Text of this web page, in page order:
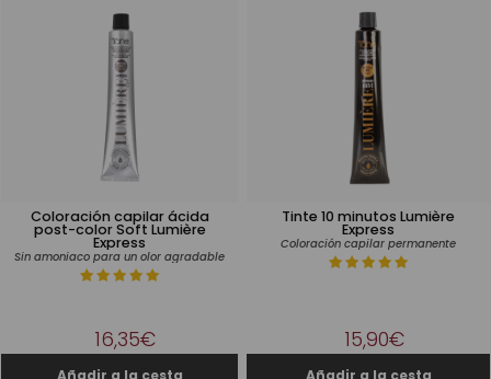
Coloración capilar ácida
post-color Soft Lumière
Express
Sin amoniaco para un olor agradable
16,35€
Tinte 10 minutos Lumière
Express
Coloración capilar permanente
15,90€